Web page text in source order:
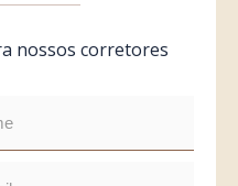
nossos corretores